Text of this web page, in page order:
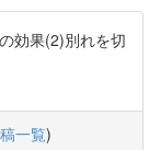
効果(2)別れを切
一覧)